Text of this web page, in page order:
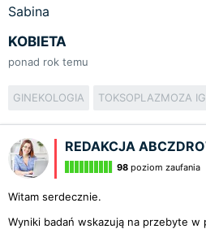
Sabina
KOBIETA
ponad rok temu
GINEKOLOGIA TOKSOPLAZMOZA
REDAKCJA
98 poziom zaufania
Witam serdecznie.
Wyniki badań wskazują na przebyte w